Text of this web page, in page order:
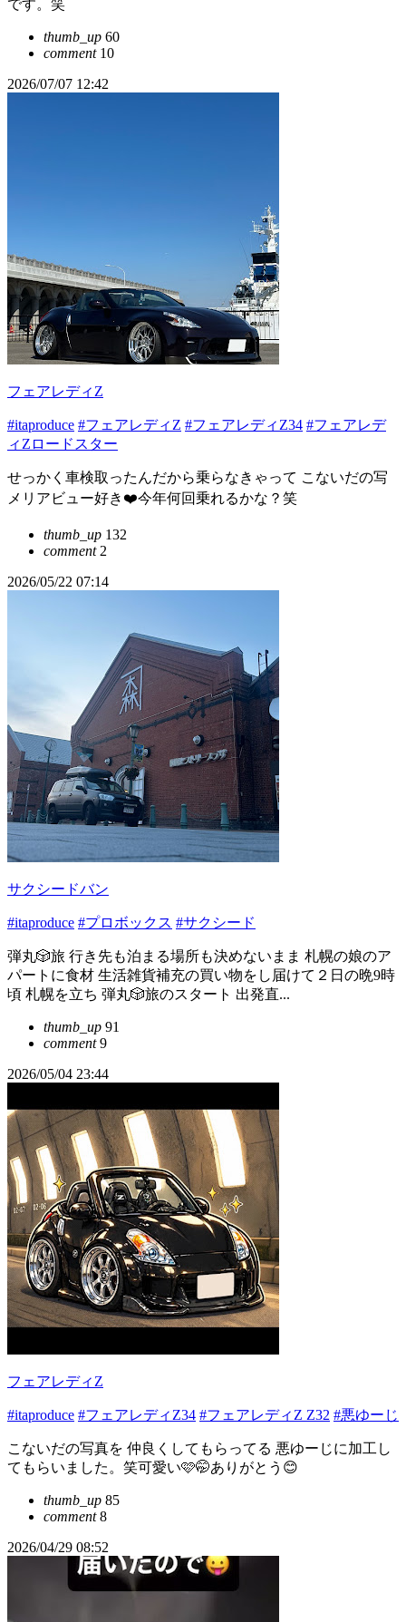
です。笑
thumb_up 60
comment10
2026/07/07 12:42
フェアレディZ
#itaproduce #フェアレディZ #フェアレディZ34 #フェアレデ
ィZロードスター
せっかく車検取ったんだから乗らなきゃって こないだの写
メリアビュー好き❤️今年何回乗れるかな？笑
thumb_up 132
comment2
2026/05/22 07:14
サクシードバン
#itaproduce #プロボックス #サクシード
弾丸🎲旅 行き先も泊まる場所も決めないまま 札幌の娘のア
パートに食材 生活雑貨補充の買い物をし届けて２日の晩9時
頃 札幌を立ち 弾丸🎲旅のスタート 出発直...
thumb_up 91
comment9
2026/05/04 23:44
フェアレディZ
#itaproduce #フェアレディZ34 #フェアレディZ Z32 #悪ゆーじ
こないだの写真を 仲良くしてもらってる 悪ゆーじに加工し
てもらいました。笑可愛い🩷🤭ありがとう😊
thumb_up 85
comment8
2026/04/29 08:52